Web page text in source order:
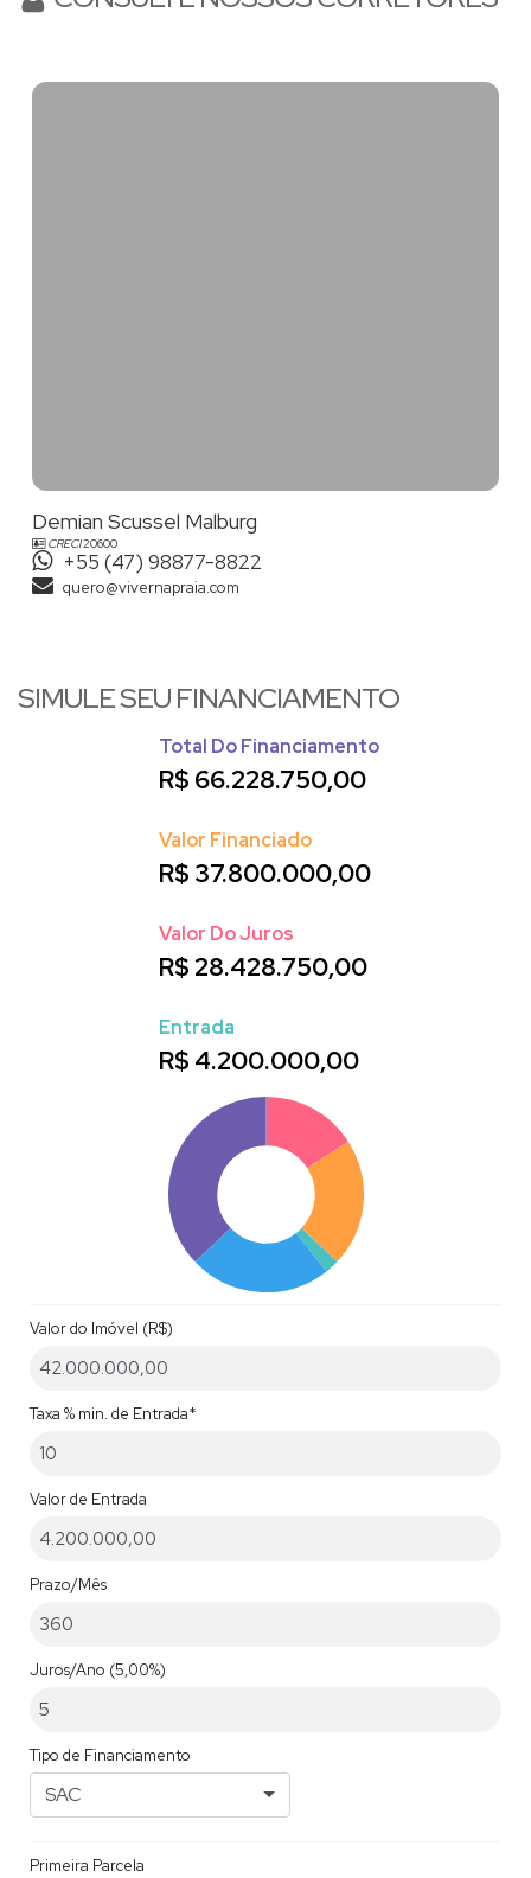
#demianscusselmalburg #imoveisaltopadrao
Demian Scussel Malburg
CRECI20600
+55 (47) 98877-8822
quero@vivernapraia.com
SIMULE SEU FINANCIAMENTO
Total Do Financiamento
R$ 66.228.750,00
Valor Financiado
R$ 37.800.000,00
Valor Do Juros
R$28.428.750,00
Entrada
R$ 4.200.000,00
Valor do Imóvel (R$)
Taxa % min. de Entrada*
Valor de Entrada
Prazo/Mês
Juros/Ano (5,00%)
Tipo de Financiamento
SAC
Primeira Parcela